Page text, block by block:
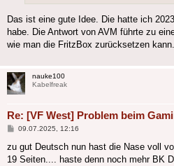
Das ist eine gute Idee. Die hatte ich
habe. Die Antwort von AVM führte zu
wie man die FritzBox zurücksetzen kann.
nauke100
Kabelfreak
Re: [VF West] Problem beim
Beitrag
09.07.2025, 12:16
zu gut Deutsch nun hast die Nase voll
19 Seiten.... haste denn noch mehr BK